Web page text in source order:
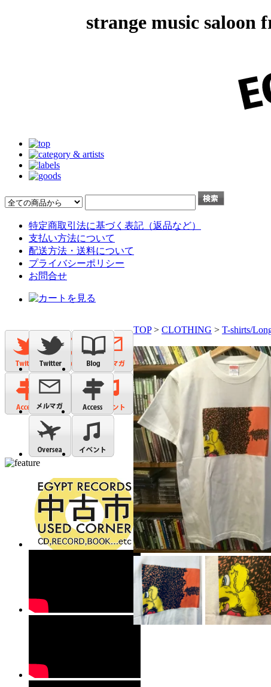
strange music
特定商取引法に基づく表記（返品など）
支払い方法について
配送方法・送料について
プライバシーポリシー
お問合せ
TOP> CLOTHING > T-shirts/